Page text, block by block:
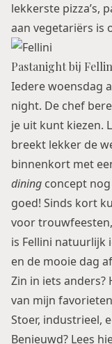
lekkerste pizza’s,
aan vegetariërs is
Pastanight bij
Iedere woensdag
night. De chef
je uit kunt kiezen.
breekt lekker de
binnenkort met
dining concept
goed! Sinds kort
voor
is Fellini natuurlijk
en de mooie dag
Zin in iets anders?
van mijn
Stoer, industrieel,
Benieuwd? Lees